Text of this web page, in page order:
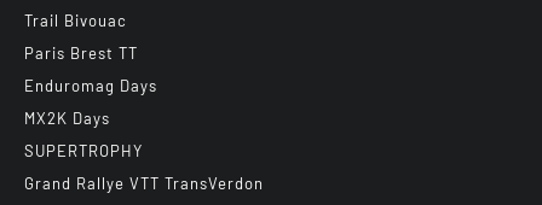
Trail Bivouac
Paris Brest TT
Enduromag Days
MX2K Days
SUPERTROPHY
Grand Rallye VTT TransVerdon